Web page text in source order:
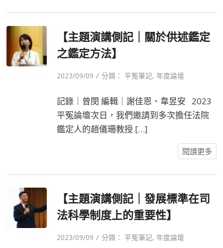
【主題演講側記｜關於供述鑑定
之鑑定方法】
2023/09/09 / 分類：平冤筆記,年度論壇
記錄｜曾閔 編輯｜謝佳恩、韋昱安 2023
平冤論壇次日，我們邀請到多次擔任法院
鑑定人的趙儀珊教授 […]
閱讀更多
【主題演講側記｜發展標準在司
法科學制度上的重要性】
2023/09/09 / 分類：平冤筆記,年度論壇